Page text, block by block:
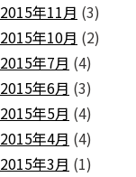
2015年11月 (3)
2015年10月 (2)
2015年7月 (4)
2015年6月 (3)
2015年5月 (4)
2015年4月 (4)
2015年3月 (1)